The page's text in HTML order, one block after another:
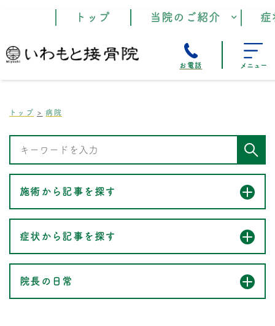
トップ 当院のご紹介
お電話 メニュー
トップ 病院
施術から記事を探す
症状から記事を探す
院長の日常